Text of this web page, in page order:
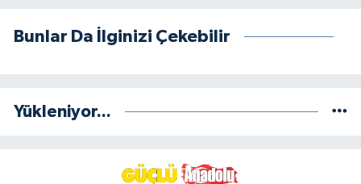
Bunlar Da İlginizi Çekebilir
Yükleniyor...